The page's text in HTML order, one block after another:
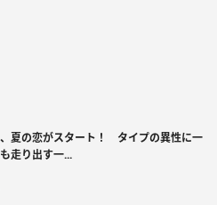
夏の恋がスタート！ タイプの異性に一
走り出す一...